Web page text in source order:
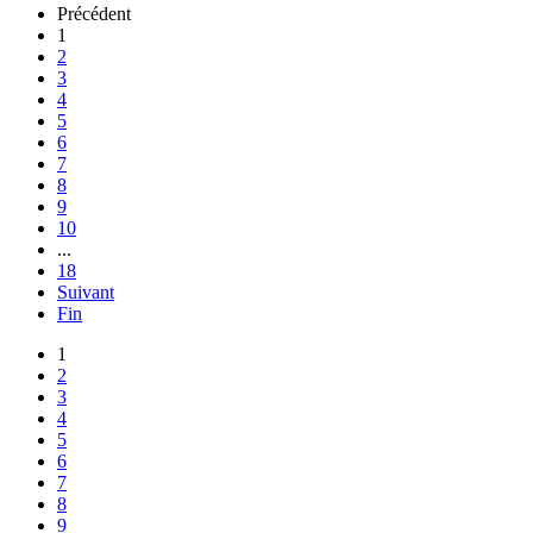
Précédent
1
2
3
4
5
6
7
8
9
10
...
18
Suivant
Fin
1
2
3
4
5
6
7
8
9